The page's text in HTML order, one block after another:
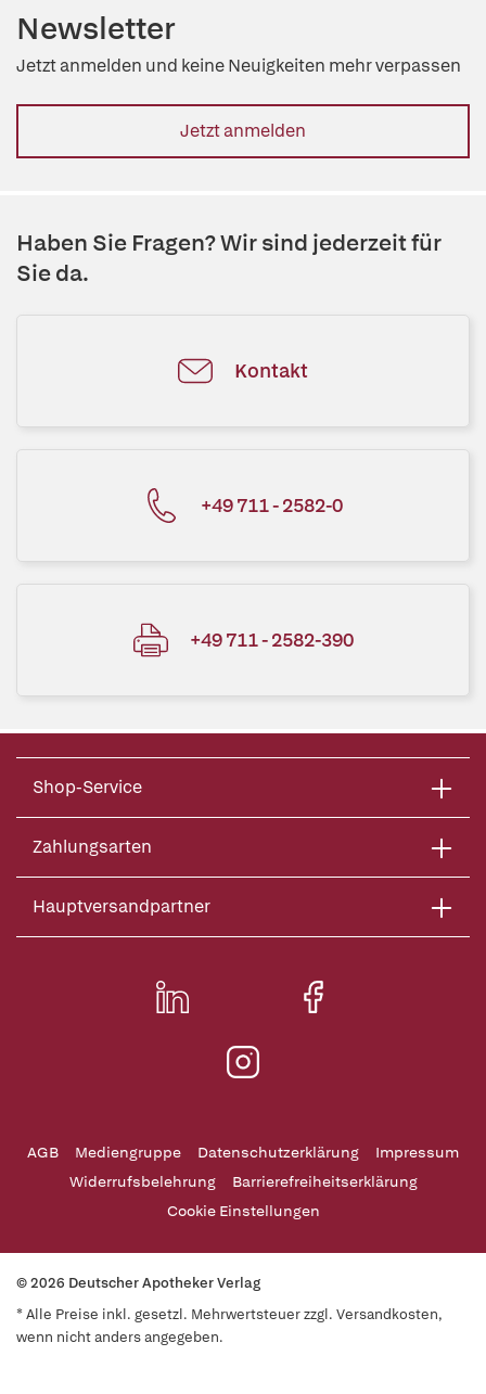
Newsletter
Jetzt anmelden und keine Neuigkeiten mehr verpassen
Jetzt anmelden
Haben Sie Fragen? Wir sind jederzeit für
Sie da.
Kontakt
+49 711 - 2582-0
+49 711 - 2582-390
Shop-Service
Zahlungsarten
Hauptversandpartner
AGB Mediengruppe Datenschutzerklärung
Impressum
Widerrufsbelehrung
Barrierefreiheitserklärung
Cookie Einstellungen
© 2026 Deutscher Apotheker Verlag
* Alle Preise inkl. gesetzl. Mehrwertsteuer zzgl. Versandkosten,
wenn nicht anders angegeben.